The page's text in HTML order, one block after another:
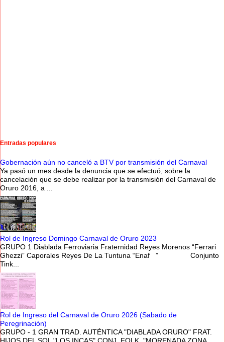
Entradas populares
Gobernación aún no canceló a BTV por transmisión del Carnaval
Ya pasó un mes desde la denuncia que se efectuó, sobre la
cancelación que se debe realizar por la transmisión del Carnaval de
Oruro 2016, a ...
Rol de Ingreso Domingo Carnaval de Oruro 2023
GRUPO 1 Diablada Ferroviaria Fraternidad Reyes Morenos “Ferrari
Ghezzi” Caporales Reyes De La Tuntuna “Enaf ” Conjunto
Tink...
Rol de Ingreso del Carnaval de Oruro 2026 (Sabado de
Peregrinación)
GRUPO - 1 GRAN TRAD. AUTÉNTICA "DIABLADA ORURO" FRAT.
HIJOS DEL SOL "LOS INCAS" CONJ. FOLK. "MORENADA ZONA